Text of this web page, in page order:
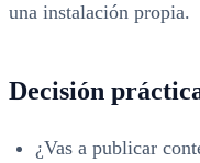
una instalación propia.
Decisión
¿Vas a publicar